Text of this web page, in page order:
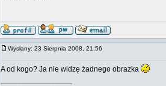
Wysłany: 23 Sierpnia 2008, 21:56
A od kogo? Ja nie widzę żadnego obrazka